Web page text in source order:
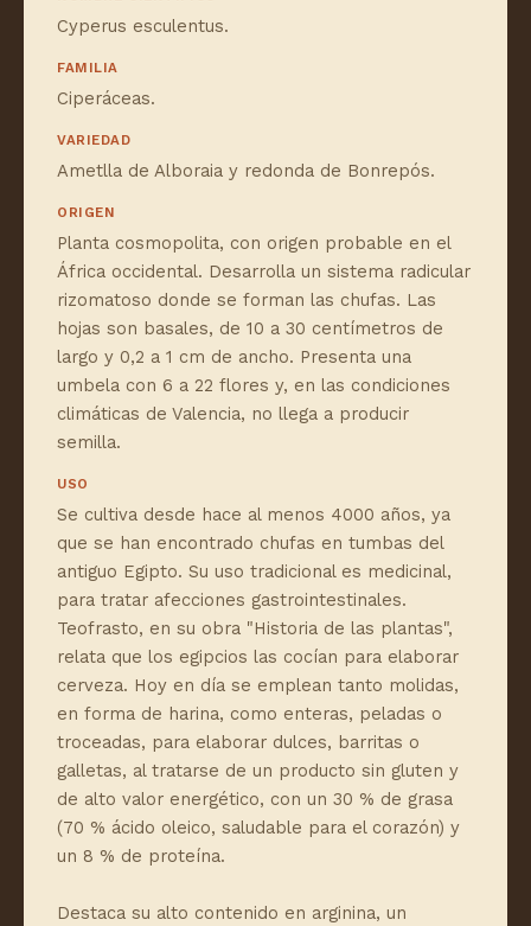
Cyperus esculentus.
FAMILIA
Ciperáceas.
VARIEDAD
Ametlla de Alboraia y redonda de Bonrepós.
ORIGEN
Planta cosmopolita, con origen probable en el
África occidental. Desarrolla un sistema radicular
rizomatoso donde se forman las chufas. Las
hojas son basales, de 10 a 30 centímetros de
largo y 0,2 a 1 cm de ancho. Presenta una
umbela con 6 a 22 flores y, en las condiciones
climáticas de Valencia, no llega a producir
semilla.
USO
Se cultiva desde hace al menos 4000 años, ya
que se han encontrado chufas en tumbas del
antiguo Egipto. Su uso tradicional es medicinal,
para tratar afecciones gastrointestinales.
Teofrasto, en su obra "Historia de las plantas",
relata que los egipcios las cocían para elaborar
cerveza. Hoy en día se emplean tanto molidas,
en forma de harina, como enteras, peladas o
troceadas, para elaborar dulces, barritas o
galletas, al tratarse de un producto sin gluten y
de alto valor energético, con un 30 % de grasa
(70 % ácido oleico, saludable para el corazón) y
un 8 % de proteína.
Destaca su alto contenido en arginina, un